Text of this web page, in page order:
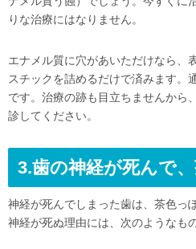
りな治療にはなりません。
エナメル質に穴があいただけなら、
スチックを詰めるだけで済みます。
です。治療の跡も目立ちませんから
診してください。
3.歯の神経が死んで
神経が死んでしまった歯は、茶色っ
神経が死ぬ理由には、次のようなも